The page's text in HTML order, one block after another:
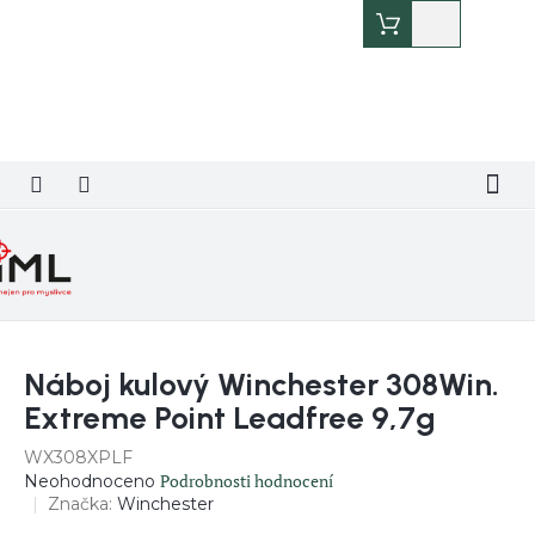
košík
Náboj kulový Winchester 308Win.
Extreme Point Leadfree 9,7g
WX308XPLF
Průměrné
hodnocení
Neohodnoceno Podrobnosti hodnocení
Značka: Winchester